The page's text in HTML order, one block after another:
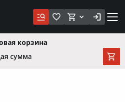
корзина
сумма